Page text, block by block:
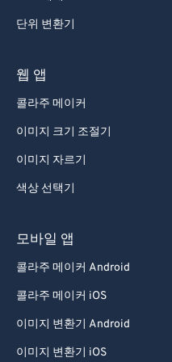
단위 변환기
웹 앱
콜라주 메이커
이미지 크기 조절기
이미지 자르기
색상 선택기
모바일 앱
콜라주 메이커 Android
콜라주 메이커 iOS
이미지 변환기 Android
이미지 변환기 iOS